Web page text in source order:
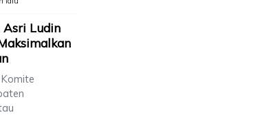
Asri Ludin